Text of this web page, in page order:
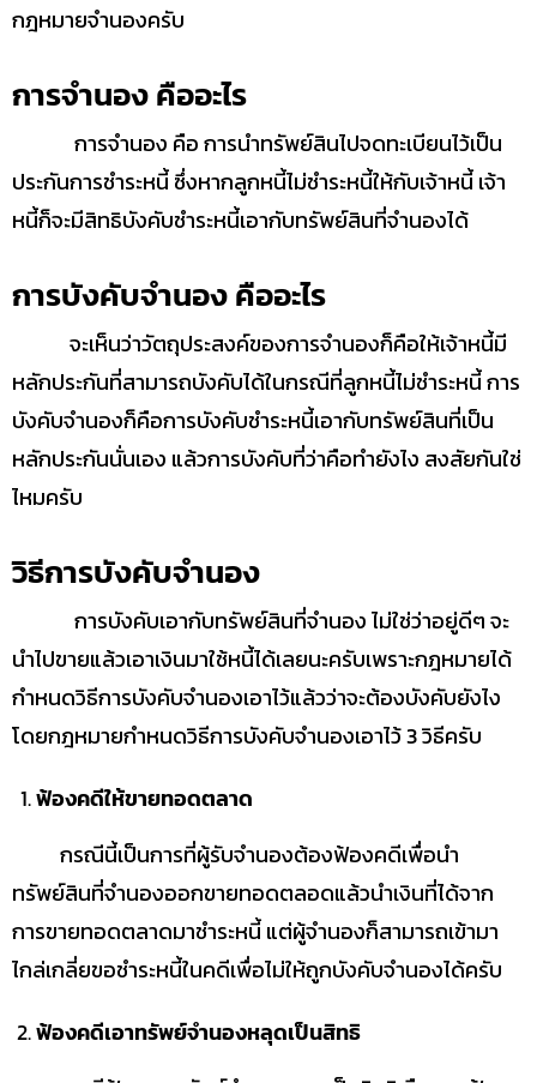
กฎหมายจำนองครับ
การจำนอง คืออะไร
การจำนอง คือ การนำทรัพย์สินไปจดทะเบียนไว้เป็น
ประกันการชำระหนี้ ซึ่งหากลูกหนี้ไม่ชำระหนี้ให้กับเจ้าหนี้ เจ้า
หนี้ก็จะมีสิทธิบังคับชำระหนี้เอากับทรัพย์สินที่จำนองได้
การบังคับจำนอง คืออะไร
จะเห็นว่าวัตถุประสงค์ของการจำนองก็คือให้เจ้าหนี้มี
หลักประกันที่สามารถบังคับได้ในกรณีที่ลูกหนี้ไม่ชำระหนี้ การ
บังคับจำนองก็คือการบังคับชำระหนี้เอากับทรัพย์สินที่เป็น
หลักประกันนั่นเอง แล้วการบังคับที่ว่าคือทำยังไง สงสัยกันใช่
ไหมครับ
วิธีการบังคับจำนอง
การบังคับเอากับทรัพย์สินที่จำนอง ไม่ใช่ว่าอยู่ดีๆ จะ
นำไปขายแล้วเอาเงินมาใช้หนี้ได้เลยนะครับเพราะกฎหมายได้
กำหนดวิธีการบังคับจำนองเอาไว้แล้วว่าจะต้องบังคับยังไง
โดยกฎหมายกำหนดวิธีการบังคับจำนองเอาไว้ 3 วิธีครับ
ฟ้องคดีให้ขายทอดตลาด
กรณีนี้เป็นการที่ผู้รับจำนองต้องฟ้องคดีเพื่อนำ
ทรัพย์สินที่จำนองออกขายทอดตลอดแล้วนำเงินที่ได้จาก
การขายทอดตลาดมาชำระหนี้ แต่ผู้จำนองก็สามารถเข้ามา
ไกล่เกลี่ยขอชำระหนี้ในคดีเพื่อไม่ให้ถูกบังคับจำนองได้ครับ
ฟ้องคดีเอาทรัพย์จำนองหลุดเป็นสิทธิ